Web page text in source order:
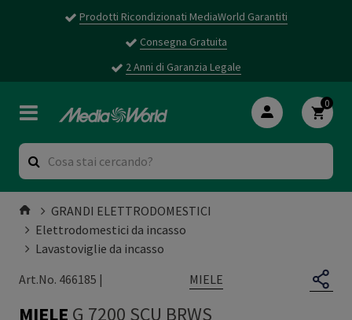
Prodotti Ricondizionati MediaWorld Garantiti
Consegna Gratuita
2 Anni di Garanzia Legale
0
GRANDI ELETTRODOMESTICI
Elettrodomestici da incasso
Lavastoviglie da incasso
Art.No. 466185 |
MIELE
MIELE G 7200 SCU BRWS